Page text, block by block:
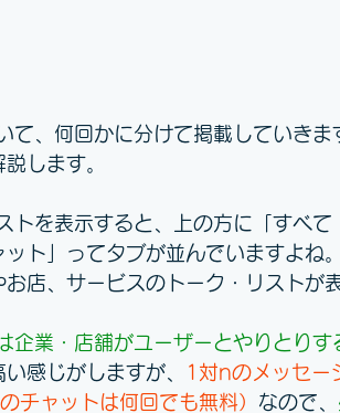
て、何回かに分けて掲載していきま
説します。
トを表示すると、上の方に「すべ
ト」ってタブが並んでいますよね
店、サービスのトーク・リストが
は企業・店舗がユーザーとやりとりす
感じがしますが、
1対nのメッセー
ャットは何回でも無料） なので、